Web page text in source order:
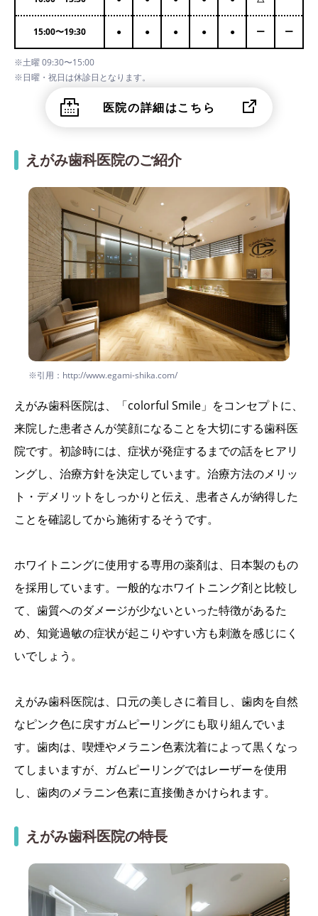
15:00〜19:30 ● ● ● ● ● ー ー
※土曜 09:30〜15:00
※日曜・祝日は休診日となります。
医院の詳細はこちら
えがみ歯科医院のご紹介
※引用：http://www.egami-shika.com/
えがみ歯科医院は、「colorful Smile」をコンセプトに、
来院した患者さんが笑顔になることを大切にする歯科医
院です。初診時には、症状が発症するまでの話をヒアリ
ングし、治療方針を決定しています。治療方法のメリッ
ト・デメリットをしっかりと伝え、患者さんが納得した
ことを確認してから施術するそうです。
ホワイトニングに使用する専用の薬剤は、日本製のもの
を採用しています。一般的なホワイトニング剤と比較し
て、歯質へのダメージが少ないといった特徴があるた
め、知覚過敏の症状が起こりやすい方も刺激を感じにく
いでしょう。
えがみ歯科医院は、口元の美しさに着目し、歯肉を自然
なピンク色に戻すガムピーリングにも取り組んでいま
す。歯肉は、喫煙やメラニン色素沈着によって黒くなっ
てしまいますが、ガムピーリングではレーザーを使用
し、歯肉のメラニン色素に直接働きかけられます。
えがみ歯科医院の特長